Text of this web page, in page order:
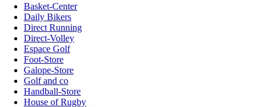
Basket-Center
Daily Bikers
Direct Running
Direct-Volley
Espace Golf
Foot-Store
Galope-Store
Golf and co
Handball-Store
House of Rugby